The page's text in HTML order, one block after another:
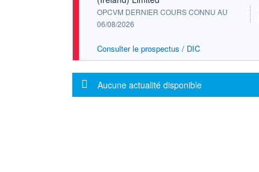
OPCVM DERNIER COURS CONNU AU
06/08/2026
Consulter le prospectus / DIC
Message d'information
Aucune actualité disponible